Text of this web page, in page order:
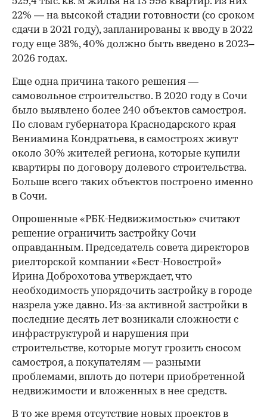
22% — на высокой стадии готовности (со сроком
сдачи в 2021 году), запланированы к вводу в 2022
году еще 38%, 40% должно быть введено в 2023–
2026 годах.
Еще одна причина такого решения —
самовольное строительство. В 2020 году в Сочи
было выявлено более 240 объектов самостроя.
По словам губернатора Краснодарского края
Вениамина Кондратьева, в самостроях живут
около 30% жителей региона, которые купили
квартиры по договору долевого строительства.
Больше всего таких объектов построено именно
в Сочи.
Опрошенные «РБК-Недвижимостью» считают
решение ограничить застройку Сочи
оправданным. Председатель совета директоров
риелторской компании «Бест-Новострой»
Ирина Доброхотова утверждает, что
необходимость упорядочить застройку в городе
назрела уже давно. Из-за активной застройки в
последние десять лет возникали сложности с
инфраструктурой и нарушения при
строительстве, которые могут грозить сносом
самостроя, а покупателям — разными
проблемами, вплоть до потери приобретенной
недвижимости и вложенных в нее средств.
В то же время отсутствие новых проектов в